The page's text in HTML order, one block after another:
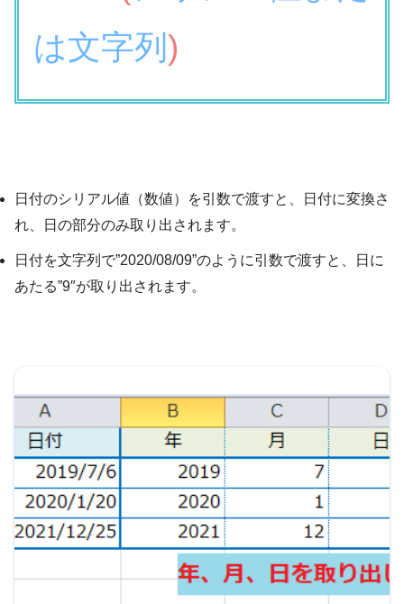
は文字列 )
日付のシリアル値（数値）を引数で渡すと、日付に変換さ
れ、日の部分のみ取り出されます。
日付を文字列で”2020/08/09”のように引数で渡すと、日に
あたる”9″が取り出されます。